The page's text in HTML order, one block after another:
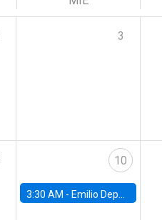
3
10
3:30 AM - Emilio Depetris-Chauvín, Universidad Católica